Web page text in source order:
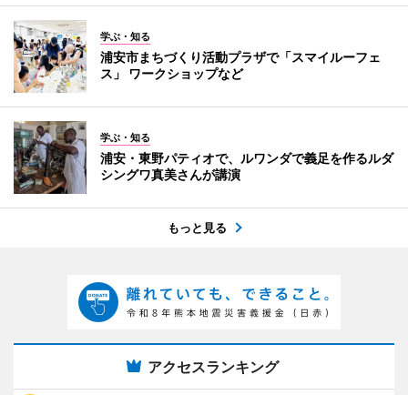
学ぶ・知る
浦安市まちづくり活動プラザで「スマイルーフェ
ス」 ワークショップなど
学ぶ・知る
浦安・東野パティオで、ルワンダで義足を作るルダ
シングワ真美さんが講演
もっと見る
アクセスランキング